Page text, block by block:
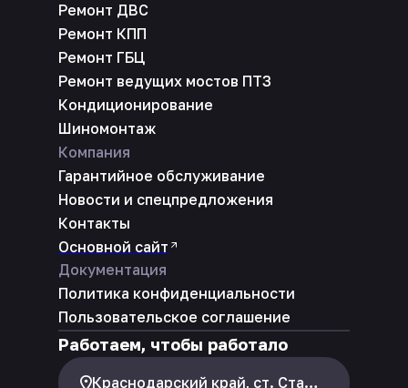
Ремонт ДВС
Ремонт КПП
Ремонт ГБЦ
Ремонт ведущих мостов ПТЗ
Кондиционирование
Шиномонтаж
Компания
Гарантийное обслуживание
Новости и спецпредложения
Контакты
Основной сайт
Документация
Политика конфиденциальности
Пользовательское соглашение
Работаем, чтобы работало
Краснодарский край, ст. Староминская, ул. Заводская, 66В